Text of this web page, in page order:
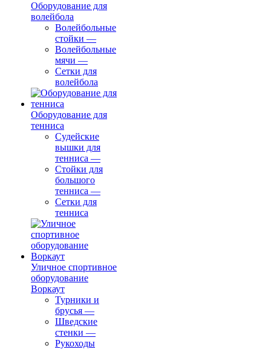
Оборудование для
волейбола
Волейбольные
стойки —
Волейбольные
мячи —
Сетки для
волейбола
Оборудование для
тенниса
Судейские
вышки для
тенниса —
Стойки для
большого
тенниса —
Сетки для
тенниса
Уличное спортивное
оборудование
Воркаут
Турники и
брусья —
Шведские
стенки —
Рукоходы